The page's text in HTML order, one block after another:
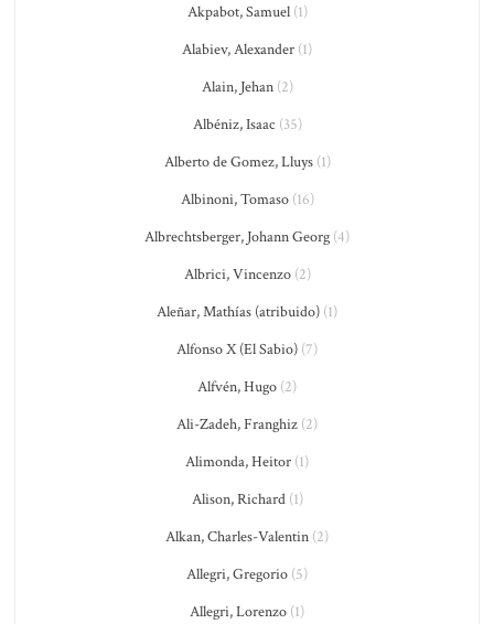
Akpabot, Samuel(1)
Alabiev, Alexander (1)
Alain, Jehan(2)
Albéniz, Isaac (35)
Alberto de Gomez, Lluys(1)
Albinoni, Tomaso(16)
Albrechtsberger, Johann Georg (4)
Albrici, Vincenzo(2)
Aleñar, Mathías (atribuido) (1)
Alfonso X (El Sabio) (7)
Alfvén, Hugo (2)
Ali-Zadeh, Franghiz (2)
Alimonda, Heitor (1)
Alison, Richard(1)
Alkan, Charles-Valentin (2)
Allegri, Gregorio (5)
Allegri, Lorenzo (1)